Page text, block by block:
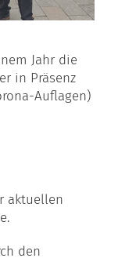
Jahr die
in Präsenz
Auflagen)
aktuellen
den